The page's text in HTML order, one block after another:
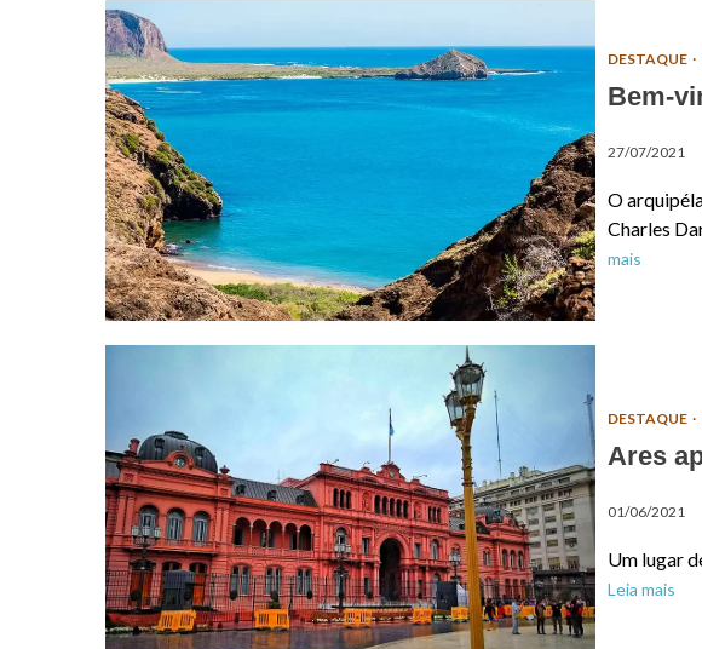
DESTAQUE
Bem-
27/07/2021
O
Charles
mais
DESTAQUE
Ares
01/06/2021
Um lugar
Leia mais